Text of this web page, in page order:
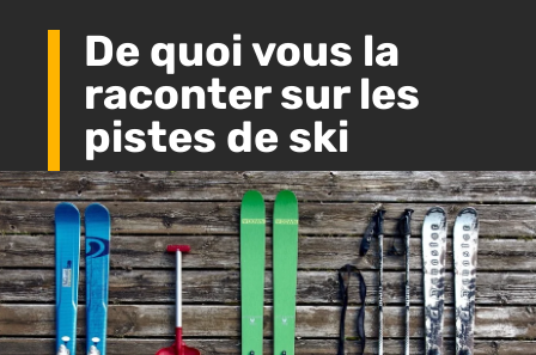
De quoi vous la
raconter sur les
pistes de ski